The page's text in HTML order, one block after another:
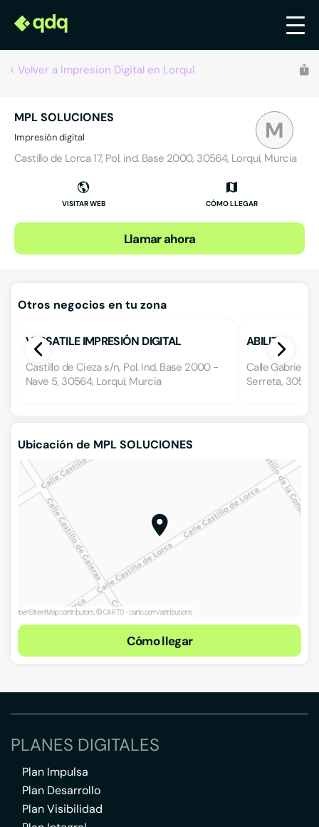
Volver a Impresion Digital en Lorquí
M
MPL SOLUCIONES
Impresión digital
Castillo de Lorca 17, Pol. ind. Base 2000, 30564, Lorquí, Murcia
VISITAR WEB CÓMO LLEGAR
Llamar ahora
Otros negocios en tu zona
VERSATILE IMPRESIÓN DIGITAL
Castillo de Cieza s/n, Pol. Ind. Base 2000 -
Nave 5, 30564, Lorquí, Murcia
ABILITY
Calle Gabriel
Serreta,
Ubicación de MPL SOLUCIONES
Cómo llegar
PLANES DIGITALES
Plan Impulsa
Plan Desarrollo
Plan Visibilidad